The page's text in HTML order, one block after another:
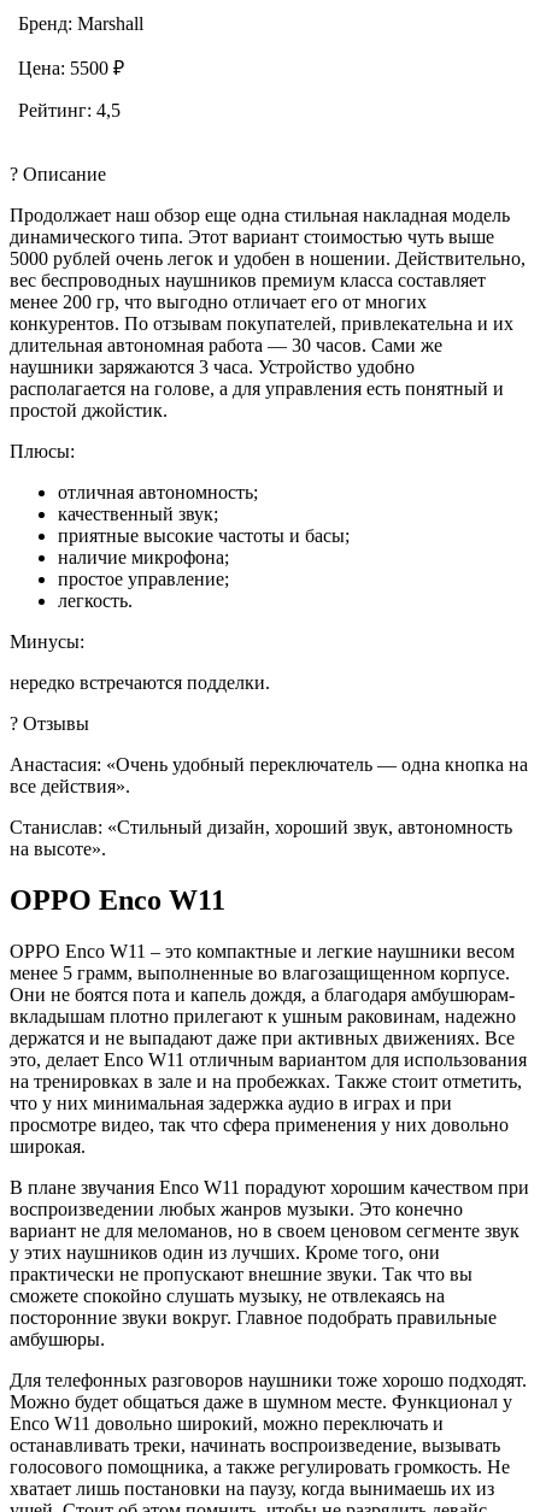
Бренд: Marshall
Цена: 5500 ₽
Рейтинг: 4,5
? Описание
Продолжает наш обзор еще одна стильная накладная модель
динамического типа. Этот вариант стоимостью чуть выше
5000 рублей очень легок и удобен в ношении. Действительно,
вес беспроводных наушников премиум класса составляет
менее 200 гр, что выгодно отличает его от многих
конкурентов. По отзывам покупателей, привлекательна и их
длительная автономная работа — 30 часов. Сами же
наушники заряжаются 3 часа. Устройство удобно
располагается на голове, а для управления есть понятный и
простой джойстик.
Плюсы:
отличная автономность;
качественный звук;
приятные высокие частоты и басы;
наличие микрофона;
простое управление;
легкость.
Минусы:
нередко встречаются подделки.
? Отзывы
Анастасия: «Очень удобный переключатель — одна кнопка на
все действия».
Станислав: «Стильный дизайн, хороший звук, автономность
на высоте».
OPPO Enco W11
OPPO Enco W11 – это компактные и легкие наушники весом
менее 5 грамм, выполненные во влагозащищенном корпусе.
Они не боятся пота и капель дождя, а благодаря амбушюрам-
вкладышам плотно прилегают к ушным раковинам, надежно
держатся и не выпадают даже при активных движениях. Все
это, делает Enco W11 отличным вариантом для использования
на тренировках в зале и на пробежках. Также стоит отметить,
что у них минимальная задержка аудио в играх и при
просмотре видео, так что сфера применения у них довольно
широкая.
В плане звучания Enco W11 порадуют хорошим качеством при
воспроизведении любых жанров музыки. Это конечно
вариант не для меломанов, но в своем ценовом сегменте звук
у этих наушников один из лучших. Кроме того, они
практически не пропускают внешние звуки. Так что вы
сможете спокойно слушать музыку, не отвлекаясь на
посторонние звуки вокруг. Главное подобрать правильные
амбушюры.
Для телефонных разговоров наушники тоже хорошо подходят.
Можно будет общаться даже в шумном месте. Функционал у
Enco W11 довольно широкий, можно переключать и
останавливать треки, начинать воспроизведение, вызывать
голосового помощника, а также регулировать громкость. Не
хватает лишь постановки на паузу, когда вынимаешь их из